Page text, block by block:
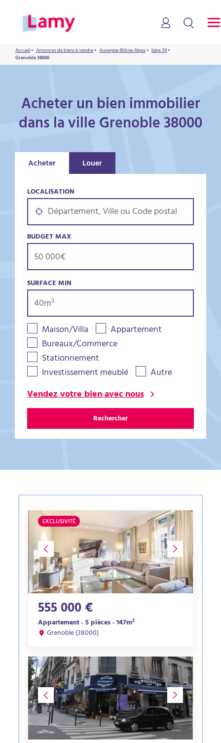
Accueil• Annonces de biens à vendre• Auvergne-Rhône-Alpes• Isère 38•
Grenoble 38000
Acheter un bien immobilier
dans la ville Grenoble 38000
Acheter Louer
LOCALISATION
BUDGET MAX
SURFACE MIN
Maison/Villa
Appartement
Bureaux/Commerce
Stationnement
Investissement meublé
Autre
Vendez votre bien avec nous
Rechercher
EXCLUSIVITÉ
555 000 €
Appartement · 5 pièces · 147m²
Grenoble (38000)